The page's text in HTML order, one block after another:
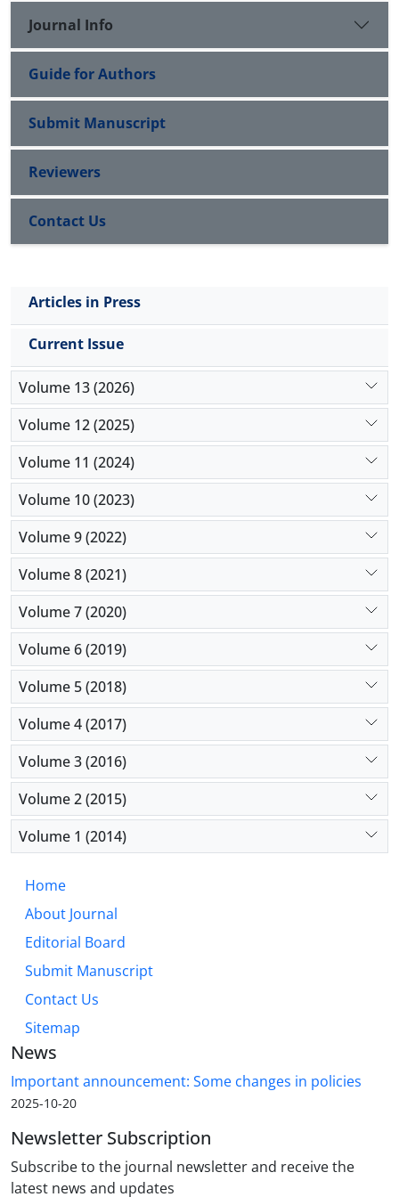
Journal Info
Guide for Authors
Submit Manuscript
Reviewers
Contact Us
Articles in Press
Current Issue
Volume 13 (2026)
Volume 12 (2025)
Volume 11 (2024)
Volume 10 (2023)
Volume 9 (2022)
Volume 8 (2021)
Volume 7 (2020)
Volume 6 (2019)
Volume 5 (2018)
Volume 4 (2017)
Volume 3 (2016)
Volume 2 (2015)
Volume 1 (2014)
Home
About Journal
Editorial Board
Submit Manuscript
Contact Us
Sitemap
News
Important announcement: Some changes in policies
2025-10-20
Newsletter Subscription
Subscribe to the journal newsletter and receive the
latest news and updates